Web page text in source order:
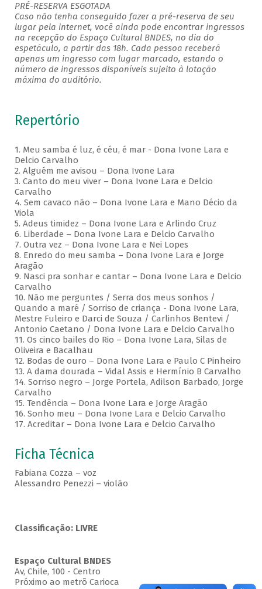
PRÉ-RESERVA ESGOTADA
Caso não tenha conseguido fazer a pré-reserva de seu
lugar pela internet, você ainda pode encontrar ingressos
na recepção do Espaço Cultural BNDES, no dia do
espetáculo, a partir das 18h. Cada pessoa receberá
apenas um ingresso com lugar marcado, estando o
número de ingressos disponíveis sujeito à lotação
máxima do auditório.
Repertório
1. Meu samba é luz, é céu, é mar - Dona Ivone Lara e
Delcio Carvalho
2. Alguém me avisou – Dona Ivone Lara
3. Canto do meu viver – Dona Ivone Lara e Delcio
Carvalho
4. Sem cavaco não – Dona Ivone Lara e Mano Décio da
Viola
5. Adeus timidez – Dona Ivone Lara e Arlindo Cruz
6. Liberdade – Dona Ivone Lara e Delcio Carvalho
7. Outra vez – Dona Ivone Lara e Nei Lopes
8. Enredo do meu samba – Dona Ivone Lara e Jorge
Aragão
9. Nasci pra sonhar e cantar – Dona Ivone Lara e Delcio
Carvalho
10. Não me perguntes / Serra dos meus sonhos /
Quando a maré / Sorriso de criança - Dona Ivone Lara,
Mestre Fuleiro e Darci de Souza / Carlinhos Bentevi /
Antonio Caetano / Dona Ivone Lara e Delcio Carvalho
11. Os cinco bailes do Rio – Dona Ivone Lara, Silas de
Oliveira e Bacalhau
12. Bodas de ouro – Dona Ivone Lara e Paulo C Pinheiro
13. A dama dourada – Vidal Assis e Hermínio B Carvalho
14. Sorriso negro – Jorge Portela, Adilson Barbado, Jorge
Carvalho
15. Tendência – Dona Ivone Lara e Jorge Aragão
16. Sonho meu – Dona Ivone Lara e Delcio Carvalho
17. Acreditar – Dona Ivone Lara e Delcio Carvalho
Ficha Técnica
Fabiana Cozza – voz
Alessandro Penezzi – violão
Classificação: LIVRE
Espaço Cultural BNDES
Av, Chile, 100 - Centro
Próximo ao metrô Carioca